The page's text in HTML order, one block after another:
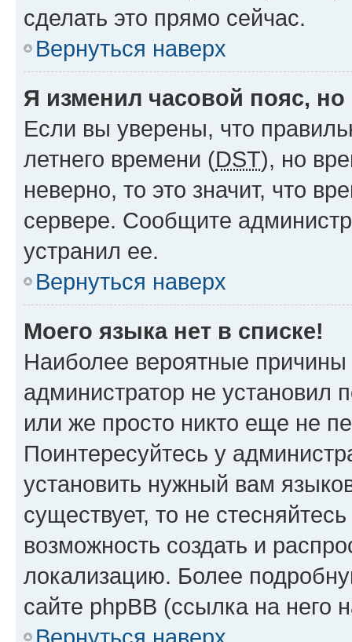
сделать это прямо сейчас.
Вернуться наверх
Я изменил часовой пояс,
Если вы уверены, что
летнего времени (DST), но
неверно, то это значит, что
сервере. Сообщите
устранил ее.
Вернуться наверх
Моего языка нет в списке!
Наиболее вероятные причины
администратор не установил
или же просто никто еще не
Поинтересуйтесь у
установить нужный вам
существует, то не
возможность создать и
локализацию. Более
сайте phpBB (ссылка на него
Вернуться наверх